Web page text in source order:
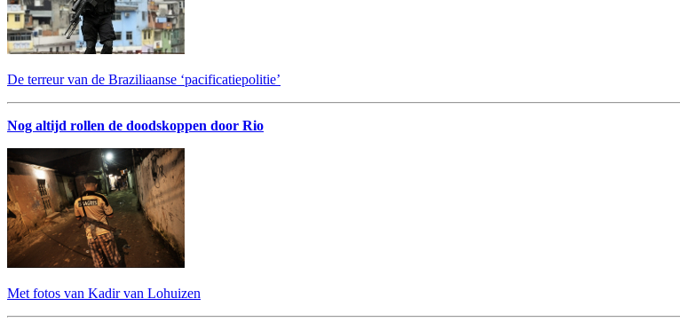
De terreur van de Braziliaanse ‘pacificatiepolitie’
Nog altijd rollen de doodskoppen door Rio
Met fotos van Kadir van Lohuizen